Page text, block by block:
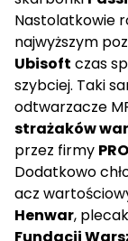
Nastolatkowie
najwyższym
Ubisoft czas
szybciej. Taki
odtwarzacze
strażaków
przez firmy
Dodatkowo
acz
Henwar,